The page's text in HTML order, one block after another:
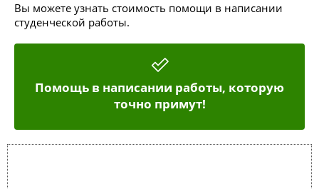
Вы можете узнать стоимость помощи в написании
студенческой работы.
Помощь в написании работы, которую
точно примут!